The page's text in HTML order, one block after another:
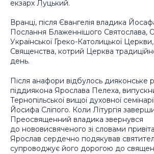
екзарх Луцький.
Вранці, після Євангелія владика
Послання Блаженнішого Святослава,
Української Греко-Католицької
Священства, котрий Церква
день.
Після анафори відбулось дияконське
піддиякона Ярослава Пелеха,
Тернопільської вищої духовної
Йосифа Сліпого. Коли Літургія
Преосвященний владика звернувся
до нововисвяченого зі словами
Ярослав сердечно подякував
супроводжує його дорогою до